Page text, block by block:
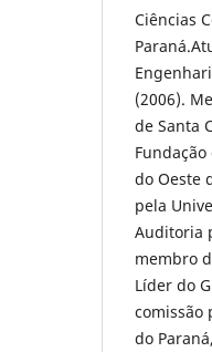
Ciências
(2006).
de Santa
do Oeste
pela
Auditoria
membro
Líder do
comissão
do